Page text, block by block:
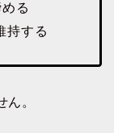
る
持する
。